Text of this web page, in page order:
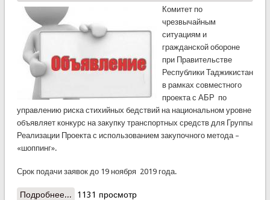
Комитет по
чрезвычайным
ситуациям и
гражданской обороне
при Правительстве
Республики Таджикистан
в рамках совместного
проекта с АБР по
управлению риска стихийных бедствий на национальном уровне
объявляет конкурс на закупку транспортных средств для Группы
Реализации Проекта с использованием закупочного метода –
«шоппинг».
Срок подачи заявок до 19 ноября 2019 года.
Подробнее... о КЧС в рамках проекта объявляет конкурс
1131 просмотр